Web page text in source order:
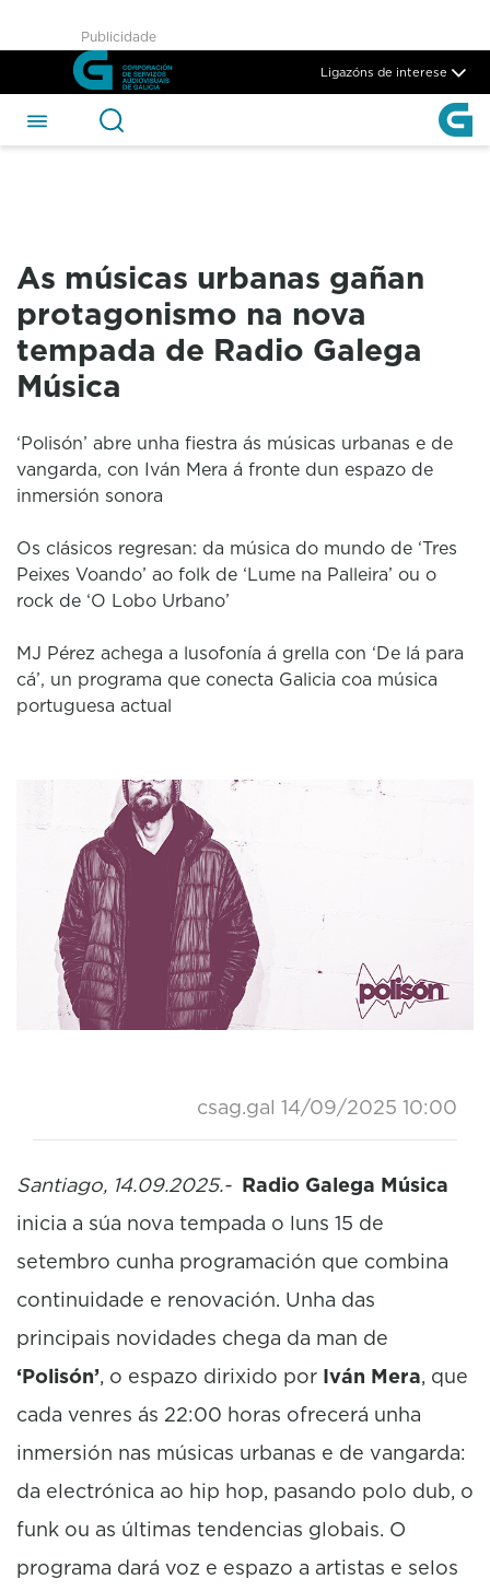
Skip to Main Content
As músicas urbanas gañan
Publicidade
Ligazóns de interese
As músicas urbanas gañan
protagonismo na nova
tempada de Radio Galega
Música
‘Polisón’ abre unha fiestra ás músicas urbanas e de
vangarda, con Iván Mera á fronte dun espazo de
inmersión sonora
Os clásicos regresan: da música do mundo de ‘Tres
Peixes Voando’ ao folk de ‘Lume na Palleira’ ou o
rock de ‘O Lobo Urbano’
MJ Pérez achega a lusofonía á grella con ‘De lá para
cá’, un programa que conecta Galicia coa música
portuguesa actual
csag.gal 14/09/2025 10:00
Santiago, 14.09.2025.- Radio Galega Música
inicia a súa nova tempada o luns 15 de
setembro cunha programación que combina
continuidade e renovación. Unha das
principais novidades chega da man de
‘Polisón’, o espazo dirixido por Iván Mera, que
cada venres ás 22:00 horas ofrecerá unha
inmersión nas músicas urbanas e de vangarda:
da electrónica ao hip hop, pasando polo dub, o
funk ou as últimas tendencias globais. O
programa dará voz e espazo a artistas e selos